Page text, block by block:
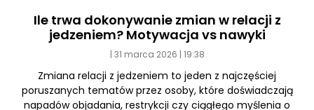
Ile trwa dokonywanie zmian w relacji z
jedzeniem? Motywacja vs nawyki
31 marca 2026 19:38
Zmiana relacji z jedzeniem to jeden z najczęściej
poruszanych tematów przez osoby, które doświadczają
napadów objadania, restrykcji czy ciągłego myślenia o